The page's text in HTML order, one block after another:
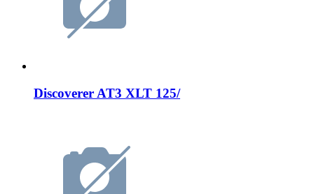
Discoverer AT3 XLT 125/